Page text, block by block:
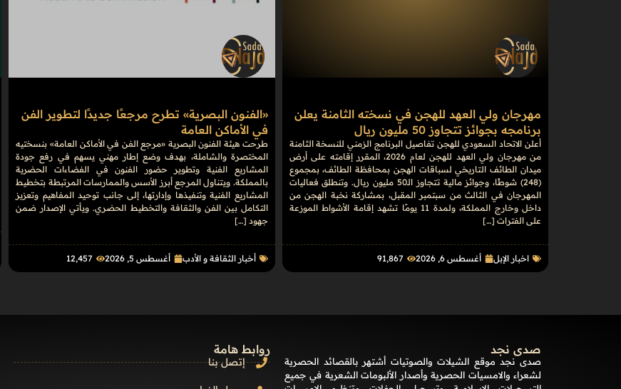
مهرجان ولي العهد للهجن في نسخته الثامنة يعلن
برنامجه بجوائز تتجاوز 50 مليون ريال
أعلن الاتحاد السعودي للهجن تفاصيل البرنامج الزمني للنسخة الثامنة
من مهرجان ولي العهد للهجن لعام 2026، المقرر إقامته على أرض
ميدان الطائف التاريخي لسباقات الهجن بمحافظة الطائف، بمجموع
(248) شوطًا، وجوائز مالية تتجاوز الـ50 مليون ريال. وتنطلق فعاليات
المهرجان في الثالث من سبتمبر المقبل، بمشاركة نخبة الهجن من
داخل وخارج المملكة، ولمدة 11 يومًا تشهد إقامة الأشواط الموزعة
على الفترات […]
اخبار الإبل أغسطس 6, 2026 91٬867
«الفنون البصرية» تطرح مرجعًا جديدًا لتطوير الفن
في الأماكن العامة
طرحت هيئة الفنون البصرية «مرجع الفن في الأماكن العامة» بنسختيه
المختصرة والشاملة، بهدف وضع إطار مهني يسهم في رفع جودة
المشاريع الفنية وتطوير حضور الفنون في الفضاءات الحضرية
بالمملكة. ويتناول المرجع أبرز الأسس والممارسات المرتبطة بتخطيط
المشاريع الفنية وتنفيذها وإدارتها، إلى جانب توحيد المفاهيم وتعزيز
التكامل بين الفن والثقافة والتخطيط الحضري. ويأتي الإصدار ضمن
جهود […]
أخبار الثقافة و الأدب أغسطس 5, 2026 12٬457
صدى نجد
صدى نجد موقع الشيلات والصوتيات أشتهر بالقصائد الحصرية
لشعراء والامسيات الحصرية وأصدار الألبومات الشعرية في جميع
روابط هامة
إتصل بنا